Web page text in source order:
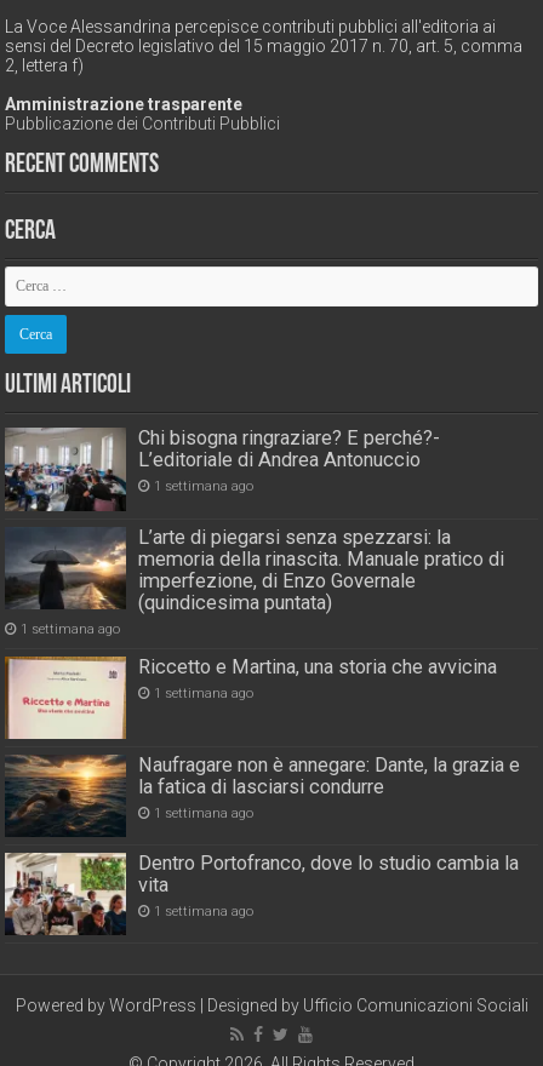
La Voce Alessandrina percepisce contributi pubblici all'editoria ai
sensi del Decreto legislativo del 15 maggio 2017 n. 70, art. 5, comma
2, lettera f)
Amministrazione trasparente
Pubblicazione dei Contributi Pubblici
Recent Comments
Cerca
Ultimi Articoli
Chi bisogna ringraziare? E perché?-
L’editoriale di Andrea Antonuccio
1 settimana ago
L’arte di piegarsi senza spezzarsi: la
memoria della rinascita. Manuale pratico di
imperfezione, di Enzo Governale
(quindicesima puntata)
1 settimana ago
Riccetto e Martina, una storia che avvicina
1 settimana ago
Naufragare non è annegare: Dante, la grazia e
la fatica di lasciarsi condurre
1 settimana ago
Dentro Portofranco, dove lo studio cambia la
vita
1 settimana ago
Powered byWordPress | Designed by Ufficio Comunicazioni Sociali